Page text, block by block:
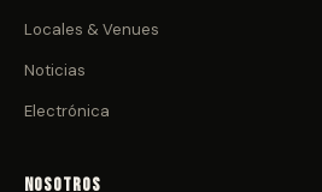
Locales & Venues
Noticias
Electrónica
Nosotros